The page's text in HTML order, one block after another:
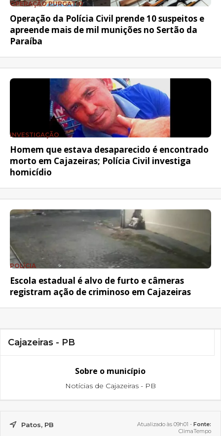
OPERAÇÃO PURGATIO
Operação da Polícia Civil prende 10 suspeitos e
apreende mais de mil munições no Sertão da
Paraíba
INVESTIGAÇÃO
Homem que estava desaparecido é encontrado
morto em Cajazeiras; Polícia Civil investiga
homicídio
POLÍCIA
Escola estadual é alvo de furto e câmeras
registram ação de criminoso em Cajazeiras
Cajazeiras - PB
Sobre o município
Notícias de Cajazeiras - PB
Patos, PB Atualizado às 09h01 - Fonte:
ClimaTempo